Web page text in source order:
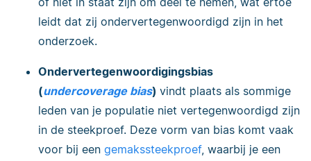
leidt dat zij ondervertegenwoordigd zijn in het
onderzoek.
Ondervertegenwoordigingsbias
(undercoverage bias) vindt plaats als sommige
leden van je populatie niet vertegenwoordigd zijn
in de steekproef. Deze vorm van bias komt vaak
voor bij een gemakssteekproef, waarbij je een